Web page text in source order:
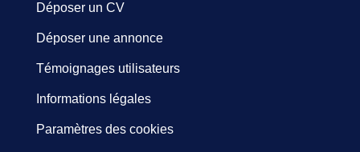
Déposer un CV
Déposer une annonce
Témoignages utilisateurs
Informations légales
Paramètres des cookies